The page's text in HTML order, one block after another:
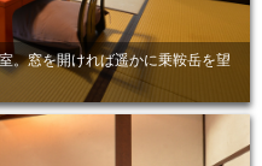
。窓を開ければ遥かに乗鞍岳を望